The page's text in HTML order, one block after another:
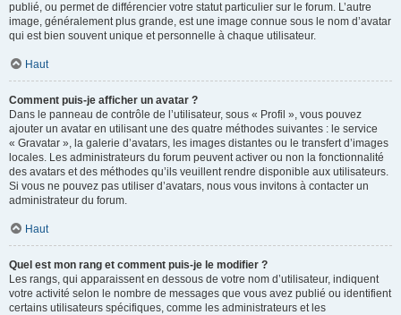
publié, ou permet de différencier votre statut particulier sur le forum. L’autre
image, généralement plus grande, est une image connue sous le nom d’avatar
qui est bien souvent unique et personnelle à chaque utilisateur.
Haut
Comment puis-je afficher un avatar ?
Dans le panneau de contrôle de l’utilisateur, sous « Profil », vous pouvez
ajouter un avatar en utilisant une des quatre méthodes suivantes : le service
« Gravatar », la galerie d’avatars, les images distantes ou le transfert d’images
locales. Les administrateurs du forum peuvent activer ou non la fonctionnalité
des avatars et des méthodes qu’ils veuillent rendre disponible aux utilisateurs.
Si vous ne pouvez pas utiliser d’avatars, nous vous invitons à contacter un
administrateur du forum.
Haut
Quel est mon rang et comment puis-je le modifier ?
Les rangs, qui apparaissent en dessous de votre nom d’utilisateur, indiquent
votre activité selon le nombre de messages que vous avez publié ou identifient
certains utilisateurs spécifiques, comme les administrateurs et les